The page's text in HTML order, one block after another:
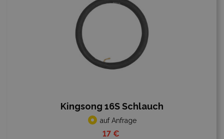
Kingsong 16S Schlauch
auf Anfrage
17 €